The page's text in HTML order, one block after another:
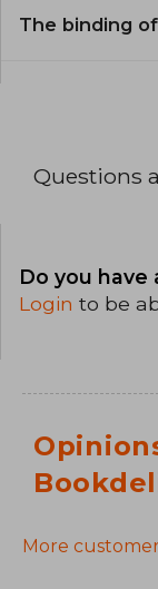
The binding
Questions
Do you
Login to be
More